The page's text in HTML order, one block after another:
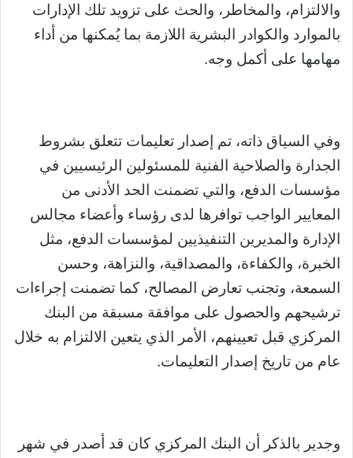
والالتزام، والمخاطر، والحث على تزويد تلك الإدارات
بالموارد والكوادر البشرية اللازمة بما يُمكنها من أداء
مهامها على أكمل وجه.
وفي السياق ذاته، تم إصدار تعليمات تتعلق بشروط
الجدارة والصلاحية الفنية للمسئولين الرئيسيين في
مؤسسات الدفع، والتي تضمنت الحد الأدنى من
المعايير الواجب توافرها لدى رؤساء وأعضاء مجالس
الإدارة والمديرين التنفيذيين لمؤسسات الدفع، مثل
الخبرة، والكفاءة، والمصداقية، والنزاهة، وحسن
السمعة، وتجنب تعارض المصالح، كما تضمنت إجراءات
ترشيحهم والحصول على موافقة مسبقة من البنك
المركزي قبل تعيينهم، الأمر الذي يتعين الالتزام به خلال
عام من تاريخ إصدار التعليمات.
وجدير بالذكر أن البنك المركزي كان قد أصدر في شهر